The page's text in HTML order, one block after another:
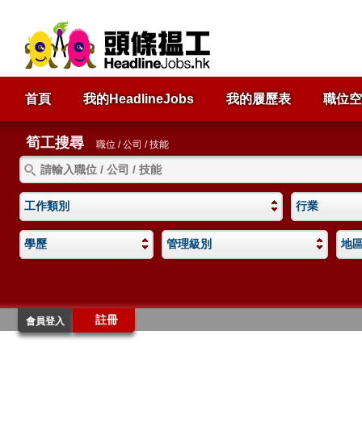
首頁 我的HeadlineJobs 我的履歷表 職位
筍工搜尋 職位 / 公司 / 技能
工作類別 行業
學歷 管理級別 地
會員登入 註冊